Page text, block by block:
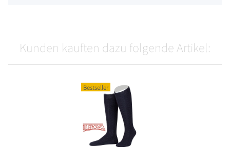
Kunden kauften dazu folgende Artikel:
Bestseller